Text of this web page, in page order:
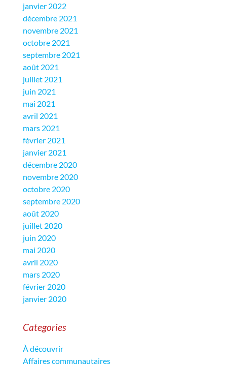
janvier 2022
décembre 2021
novembre 2021
octobre 2021
septembre 2021
août 2021
juillet 2021
juin 2021
mai 2021
avril 2021
mars 2021
février 2021
janvier 2021
décembre 2020
novembre 2020
octobre 2020
septembre 2020
août 2020
juillet 2020
juin 2020
mai 2020
avril 2020
mars 2020
février 2020
janvier 2020
Categories
À découvrir
Affaires communautaires